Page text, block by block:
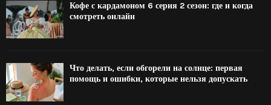
Кофе с кардамоном 6 серия 2 сезон: где и когда
смотреть онлайн
Что делать, если обгорели на солнце: первая
помощь и ошибки, которые нельзя допускать